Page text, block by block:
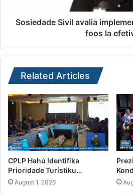
Sosiedade Sivil avalia
foos la
Related Articles
CPLP Hahú Identifika
Prioridade Turístiku…
August 1, 2026